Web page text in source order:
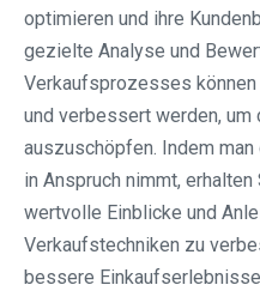
optimieren und ihre
gezielte Analyse und
Verkaufsprozesses
und verbessert werden, um
auszuschöpfen. Indem
in Anspruch nimmt,
wertvolle Einblicke und
Verkaufstechniken zu
bessere